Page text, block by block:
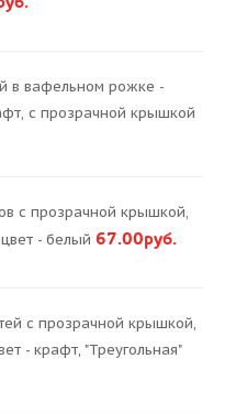
в вафельном рожке -
с прозрачной крышкой
с прозрачной крышкой,
- белый 67.00руб.
с прозрачной крышкой,
- крафт, "Треугольная"